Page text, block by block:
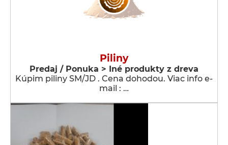
Piliny
Predaj / Ponuka > Iné produkty z dreva
Kúpim piliny SM/JD . Cena dohodou. Viac info e-
mail : …